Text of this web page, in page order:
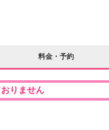
料金・予約
りません